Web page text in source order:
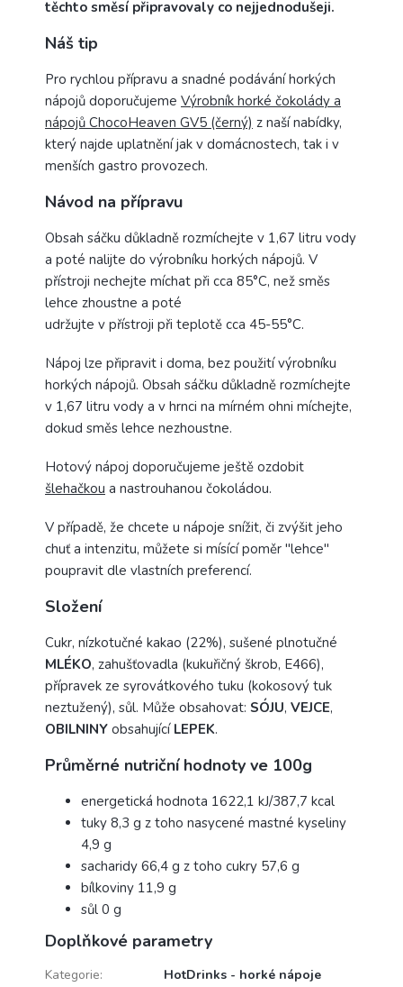
těchto směsí připravovaly co nejjednodušeji.
Náš tip
Pro rychlou přípravu a snadné podávání horkých
nápojů doporučujeme Výrobník horké čokolády a
nápojů ChocoHeaven GV5 (černý) z naší nabídky,
který najde uplatnění jak v domácnostech, tak i v
menších gastro provozech.
Návod na přípravu
Obsah sáčku důkladně rozmíchejte v 1,67 litru vody
a poté nalijte do výrobníku horkých nápojů. V
přístroji nechejte míchat při cca 85°C, než směs
lehce zhoustne a poté
udržujte v přístroji při teplotě cca 45-55°C.
Nápoj lze připravit i doma, bez použití výrobníku
horkých nápojů. Obsah sáčku důkladně rozmíchejte
v 1,67 litru vody a v hrnci na mírném ohni míchejte,
dokud směs lehce nezhoustne.
Hotový nápoj doporučujeme ještě ozdobit
šlehačkou a nastrouhanou čokoládou.
V případě, že chcete u nápoje snížit, či zvýšit jeho
chuť a intenzitu, můžete si mísící poměr "lehce"
poupravit dle vlastních preferencí.
Složení
Cukr, nízkotučné kakao (22%), sušené plnotučné
MLÉKO, zahušťovadla (kukuřičný škrob, E466),
přípravek ze syrovátkového tuku (kokosový tuk
neztužený), sůl. Může obsahovat: SÓJU, VEJCE,
OBILNINY obsahující LEPEK.
Průměrné nutriční hodnoty ve 100g
energetická hodnota 1622,1 kJ/387,7 kcal
tuky 8,3 g z toho nasycené mastné kyseliny
4,9 g
sacharidy 66,4 g z toho cukry 57,6 g
bílkoviny 11,9 g
sůl 0 g
Doplňkové parametry
Kategorie:
HotDrinks - horké nápoje